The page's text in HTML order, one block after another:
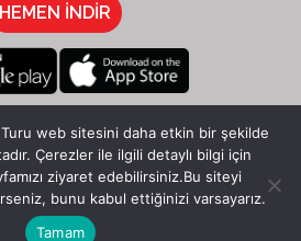
HEMEN İNDİR
web sitesini daha etkin bir şekilde
Çerezler ile ilgili detaylı bilgi için
ziyaret edebilirsiniz.Bu siteyi
bunu kabul ettiğinizi varsayarız.
Tamam